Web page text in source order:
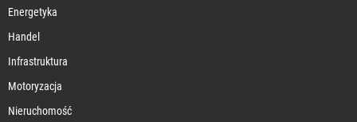
Energetyka
Handel
Infrastruktura
Motoryzacja
Nieruchomość